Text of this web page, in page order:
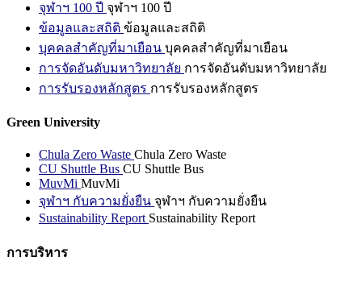
จุฬาฯ 100 ปี จุฬาฯ 100 ปี
ข้อมูลและสถิติ ข้อมูลและสถิติ
บุคคลสำคัญที่มาเยือน บุคคลสำคัญที่มาเยือน
การจัดอันดับมหาวิทยาลัย การจัดอันดับมหาวิทยาลัย
การรับรองหลักสูตร การรับรองหลักสูตร
Green University
Chula Zero Waste Chula Zero Waste
CU Shuttle Bus CU Shuttle Bus
MuvMi MuvMi
จุฬาฯ กับความยั่งยืน จุฬาฯ กับความยั่งยืน
Sustainability Report Sustainability Report
การบริหาร